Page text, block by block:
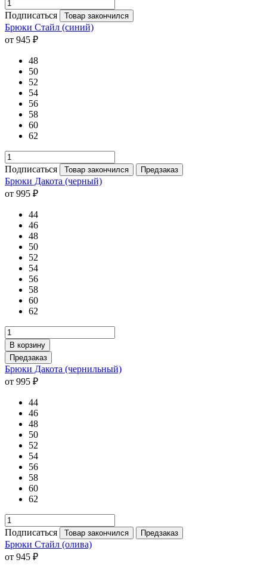
Подписаться Товар закончился
Брюки Стайл (синий)
от 945 ₽
48
50
52
54
56
58
60
62
Подписаться Товар закончился Предзаказ
Брюки Дакота (черный)
от 995 ₽
44
46
48
50
52
54
56
58
60
62
В корзину
Предзаказ
Брюки Дакота (чернильный)
от 995 ₽
44
46
48
50
52
54
56
58
60
62
Подписаться Товар закончился Предзаказ
Брюки Стайл (олива)
от 945 ₽